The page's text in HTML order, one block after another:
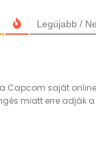
Legújabb /
a Capcom saját online
miatt erre adják a